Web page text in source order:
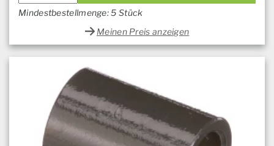
Mindestbestellmenge: 5 Stück
Meinen Preis anzeigen